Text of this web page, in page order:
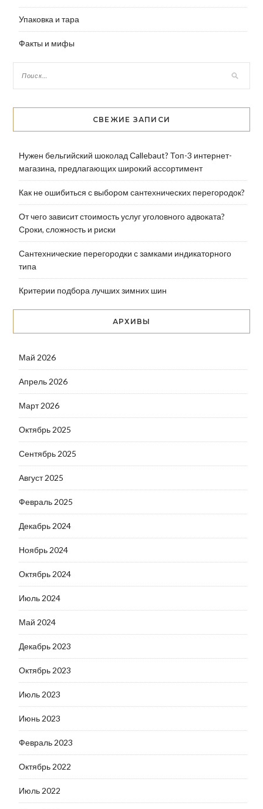
Упаковка и тара
Факты и мифы
СВЕЖИЕ ЗАПИСИ
Нужен бельгийский шоколад Сallebaut? Топ-3 интернет-
магазина, предлагающих широкий ассортимент
Как не ошибиться с выбором сантехнических перегородок?
От чего зависит стоимость услуг уголовного адвоката?
Сроки, сложность и риски
Сантехнические перегородки с замками индикаторного
типа
Критерии подбора лучших зимних шин
АРХИВЫ
Май 2026
Апрель 2026
Март 2026
Октябрь 2025
Сентябрь 2025
Август 2025
Февраль 2025
Декабрь 2024
Ноябрь 2024
Октябрь 2024
Июль 2024
Май 2024
Декабрь 2023
Октябрь 2023
Июль 2023
Июнь 2023
Февраль 2023
Октябрь 2022
Июль 2022